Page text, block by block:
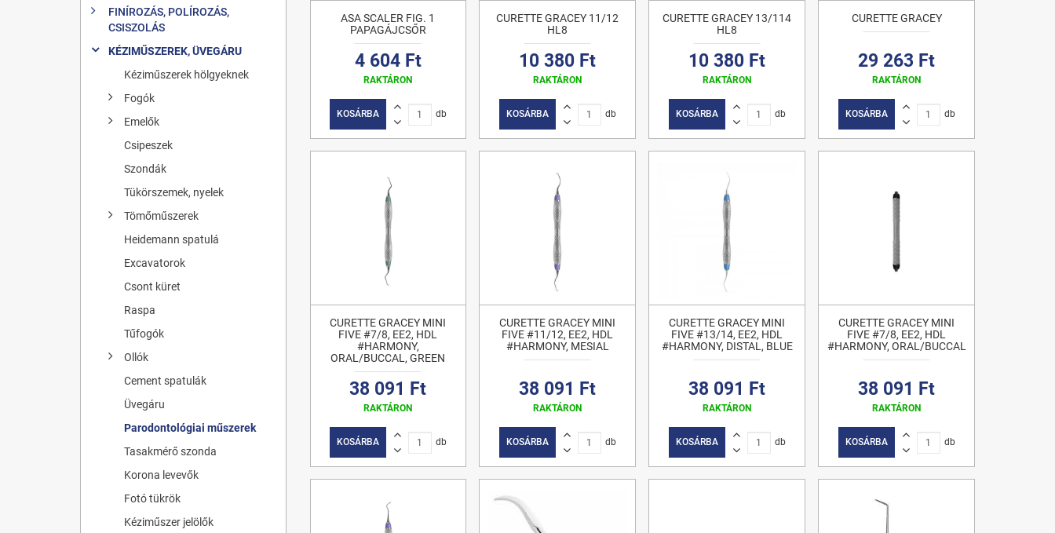
FINÍROZÁS, POLÍROZÁS,
CSISZOLÁS
KÉZIMŰSZEREK, ÜVEGÁRU
Kéziműszerek hölgyeknek
Fogók
Emelők
Csipeszek
Szondák
Tükörszemek, nyelek
Tömőműszerek
Heidemann spatulá
Excavatorok
Csont küret
Raspa
Tűfogók
Ollók
Cement spatulák
Üvegáru
Parodontológiai műszerek
Tasakmérő szonda
Korona levevők
Fotó tükrök
Kéziműszer jelölők
ASA SCALER FIG. 1
PAPAGÁJCSŐR
4 604 Ft
RAKTÁRON
KOSÁRBA db
CURETTE GRACEY 11/12
HL8
10 380 Ft
RAKTÁRON
KOSÁRBA db
CURETTE GRACEY 13/114
HL8
10 380 Ft
RAKTÁRON
KOSÁRBA db
CURETTE GRACEY
29 263 Ft
RAKTÁRON
KOSÁRBA db
CURETTE GRACEY MINI
FIVE #7/8, EE2, HDL
#HARMONY,
ORAL/BUCCAL, GREEN
38 091 Ft
RAKTÁRON
KOSÁRBA db
CURETTE GRACEY MINI
FIVE #11/12, EE2, HDL
#HARMONY, MESIAL
38 091 Ft
RAKTÁRON
KOSÁRBA db
CURETTE GRACEY MINI
FIVE #13/14, EE2, HDL
#HARMONY, DISTAL, BLUE
38 091 Ft
RAKTÁRON
KOSÁRBA db
CURETTE GRACEY MINI
FIVE #7/8, EE2, HDL
#HARMONY, ORAL/BUCCAL
38 091 Ft
RAKTÁRON
KOSÁRBA db